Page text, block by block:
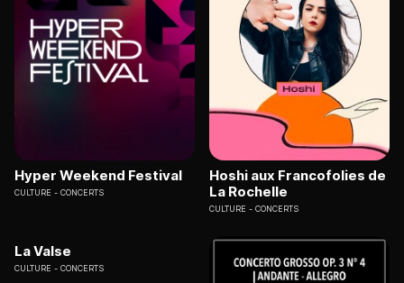
Hyper Weekend Festival
CULTURE CONCERTS
Hoshi aux Francofolies de
La Rochelle
CULTURE CONCERTS
La Valse
CULTURE CONCERTS